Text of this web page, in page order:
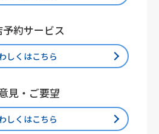
予約サービス
しくはこちら
見・ご要望
しくはこちら